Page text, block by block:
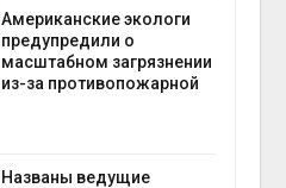
Американские экологи
предупредили о
масштабном загрязнении
из-за противопожарной
Названы ведущие